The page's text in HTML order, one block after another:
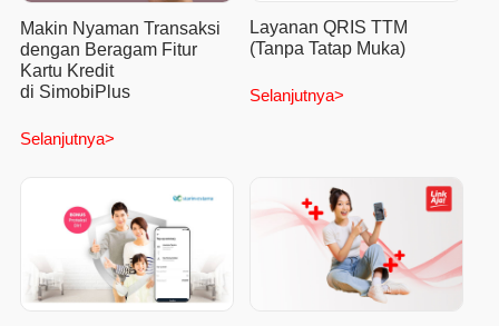
Makin Nyaman Transaksi
dengan Beragam Fitur
Kartu Kredit
di SimobiPlus
Selanjutnya>
Layanan QRIS TTM
(Tanpa Tatap Muka)
Selanjutnya>